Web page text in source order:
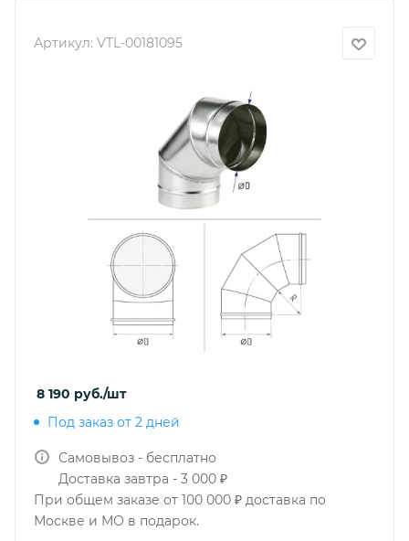
Артикул: VTL-00181095
8 190 руб./шт
Под заказ от 2 дней
Самовывоз - бесплатно
Доставка завтра - 3 000 ₽
При общем заказе от 100 000 ₽ доставка по
Москве и МО в подарок.